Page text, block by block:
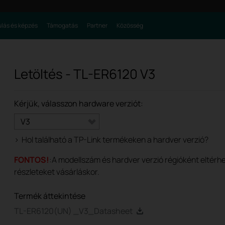
és képzés Támogatás Partner Közösség
Letöltés -TL-ER6120V3
Kérjük, válasszon hardware verziót:
V3
> Hol található a TP-Link termékeken a hardver verzió?
FONTOS!:A modellszám és hardver verzió régióként
részleteket vásárláskor.
Termék áttekintése
TL-ER6120(UN) _V3_Datasheet